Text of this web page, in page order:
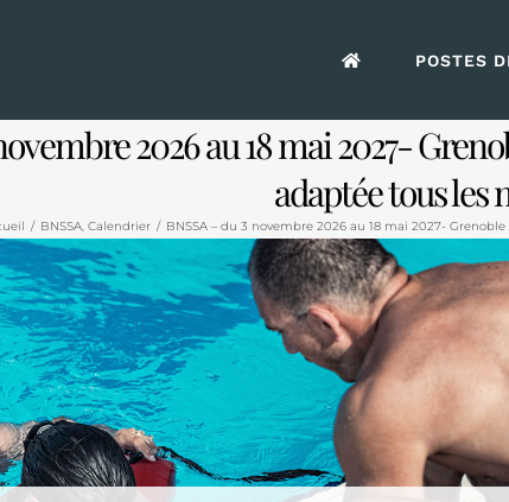
POSTES
2026 au 18 mai 2027-
adaptée tous les
/ BNSSA, Calendrier / BNSSA – du 3 novembre 2026 au 18 mai 2027-